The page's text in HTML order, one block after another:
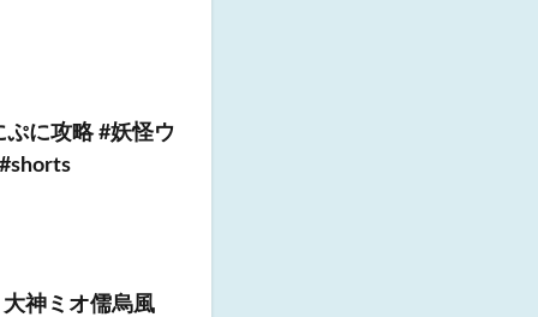
に攻略 #妖怪ウ
神ミオ儒烏風